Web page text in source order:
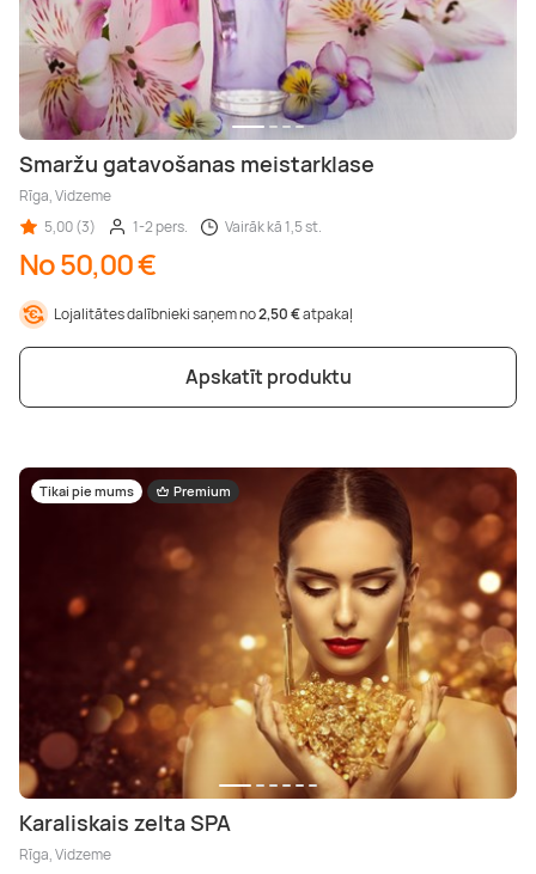
Smaržu gatavošanas meistarklase
Rīga, Vidzeme
5,00 (3)
1-2 pers. Vairāk kā 1,5 st.
No 50,00 €
Lojalitātes dalībnieki saņem no2,50 €atpakaļ
Apskatīt produktu
Tikai pie mums Premium
Karaliskais zelta SPA
Rīga, Vidzeme